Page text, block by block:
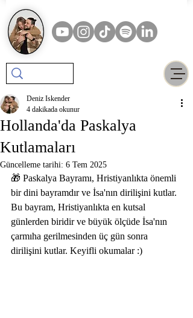
Hollanda'da Paskalya
Kutlamaları
Deniz Iskender
4 dakikada okunur
Güncelleme tarihi: 6 Tem 2025
🎁 Paskalya Bayramı, Hristiyanlıkta önemli
bir dini bayramdır ve İsa'nın dirilişini kutlar.
Bu bayram, Hristiyanlıkta en kutsal
günlerden biridir ve büyük ölçüde İsa'nın
çarmıha gerilmesinden üç gün sonra
dirilişini kutlar. Keyifli okumalar :)